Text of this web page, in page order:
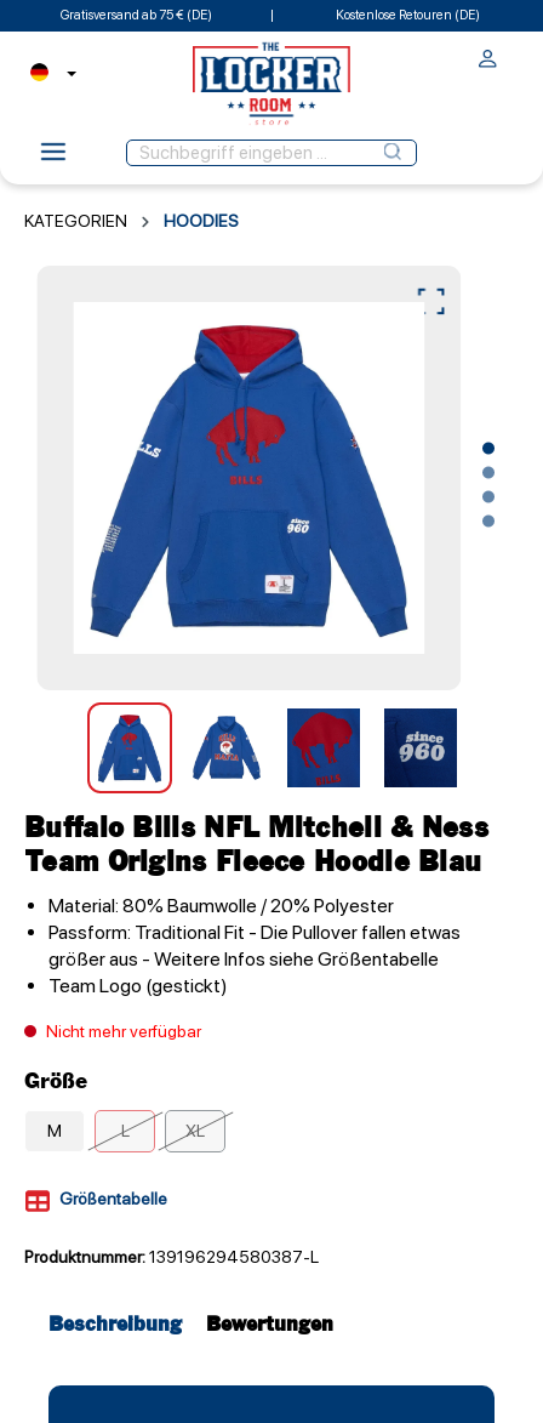
Gratisversand ab 75 € (DE) Kostenlose Retouren (DE)
KATEGORIEN HOODIES
Buffalo Bills NFL Mitchell & Ness
Team Origins Fleece Hoodie Blau
Material: 80% Baumwolle / 20% Polyester
Passform: Traditional Fit - Die Pullover fallen etwas
größer aus - Weitere Infos siehe Größentabelle
Team Logo (gestickt)
Nicht mehr verfügbar
Größe
M L XL
Größentabelle
Produktnummer:139196294580387-L
Beschreibung Bewertungen